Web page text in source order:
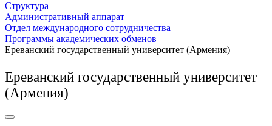
Структура
Административный аппарат
Отдел международного сотрудничества
Программы академических обменов
Ереванский государственный университет (Армения)
Ереванский государственный университет
(Армения)